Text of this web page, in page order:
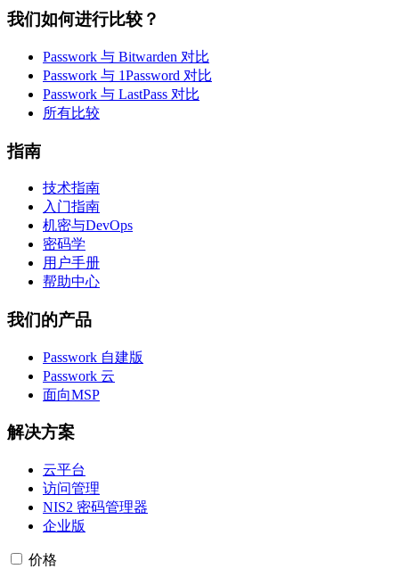
我们如何进行比较？
Passwork 与 Bitwarden 对比
Passwork 与 1Password 对比
Passwork 与 LastPass 对比
所有比较
指南
技术指南
入门指南
机密与DevOps
密码学
用户手册
帮助中心
我们的产品
Passwork 自建版
Passwork 云
面向MSP
解决方案
云平台
访问管理
NIS2 密码管理器
企业版
价格